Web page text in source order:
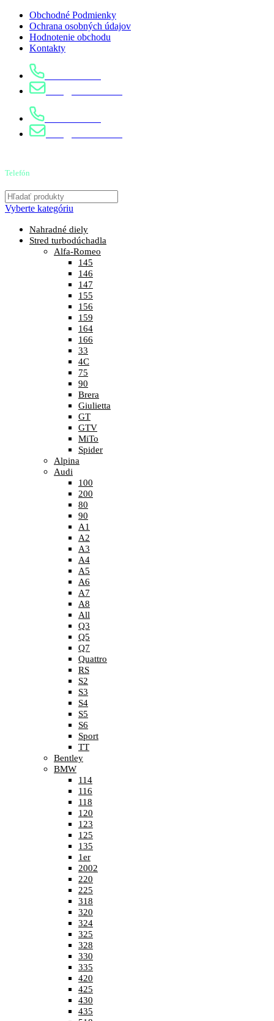
Obchodné Podmienky
Ochrana osobných údajov
Hodnotenie obchodu
Kontakty
Telefón
Vyberte kategóriu
Nahradné diely
Stred turbodúchadla
Alfa-Romeo
145
146
147
155
156
159
164
166
33
4C
75
90
Brera
Giulietta
GT
GTV
MiTo
Spider
Alpina
Audi
100
200
80
90
A1
A2
A3
A4
A5
A6
A7
A8
All
Q3
Q5
Q7
Quattro
RS
S2
S3
S4
S5
S6
Sport
TT
Bentley
BMW
114
116
118
120
123
125
135
1er
2002
220
225
318
320
324
325
328
330
335
420
425
430
435